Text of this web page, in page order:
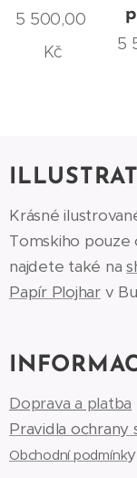
5 500,00
Kč
5
Krásné
Tomskiho
najdete také na
Papír Plojharv
Doprava a platba
Pravidla ochrany
Obchodní podmínky